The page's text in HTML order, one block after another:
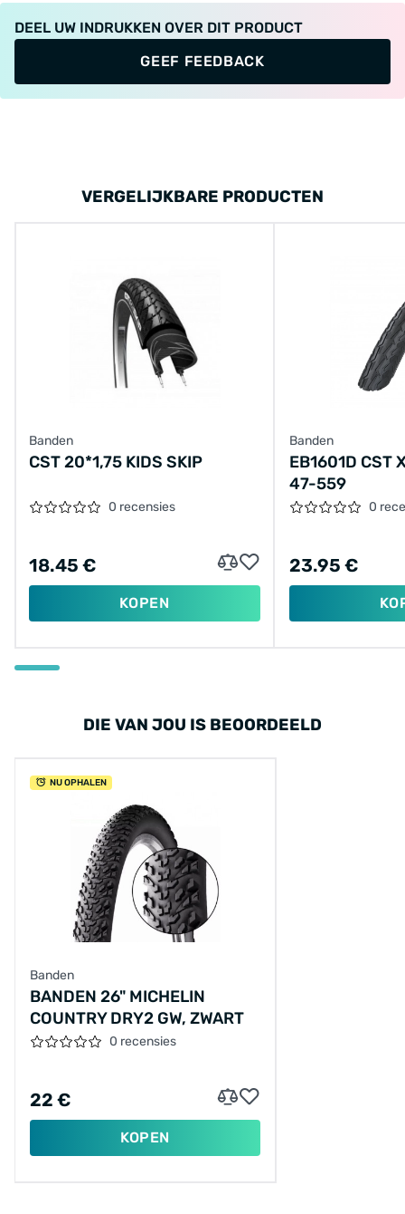
DEEL UW INDRUKKEN OVER DIT PRODUCT
GEEF FEEDBACK
VERGELIJKBARE PRODUCTEN
Banden
CST 20*1,75 KIDS SKIP
0 recensies
18.45 €
KOPEN
Banden
EB1601D CST
47-559
0
23.95 €
DIE VAN JOU IS BEOORDEELD
NU OPHALEN
Banden
BANDEN 26" MICHELIN
COUNTRY DRY2 GW, ZWART
0 recensies
22 €
KOPEN